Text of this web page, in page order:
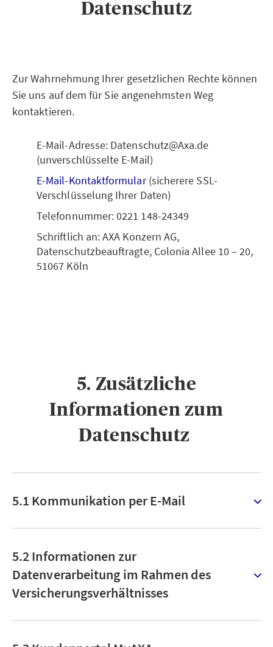
Datenschutz
Zur Wahrnehmung Ihrer gesetzlichen Rechte können
Sie uns auf dem für Sie angenehmsten Weg
kontaktieren.
E-Mail-Adresse: Datenschutz@Axa.de
(unverschlüsselte E-Mail)
E-Mail-Kontaktformular(sicherere SSL-
Verschlüsselung Ihrer Daten)
Telefonnummer: 0221 148-24349
Schriftlich an: AXA Konzern AG,
Datenschutzbeauftragte, Colonia Allee 10 – 20,
51067 Köln
5. Zusätzliche
Informationen zum
Datenschutz ​
5.1 Kommunikation per E-Mail
5.2 Informationen zur
Datenverarbeitung im Rahmen des
Versicherungsverhältnisses